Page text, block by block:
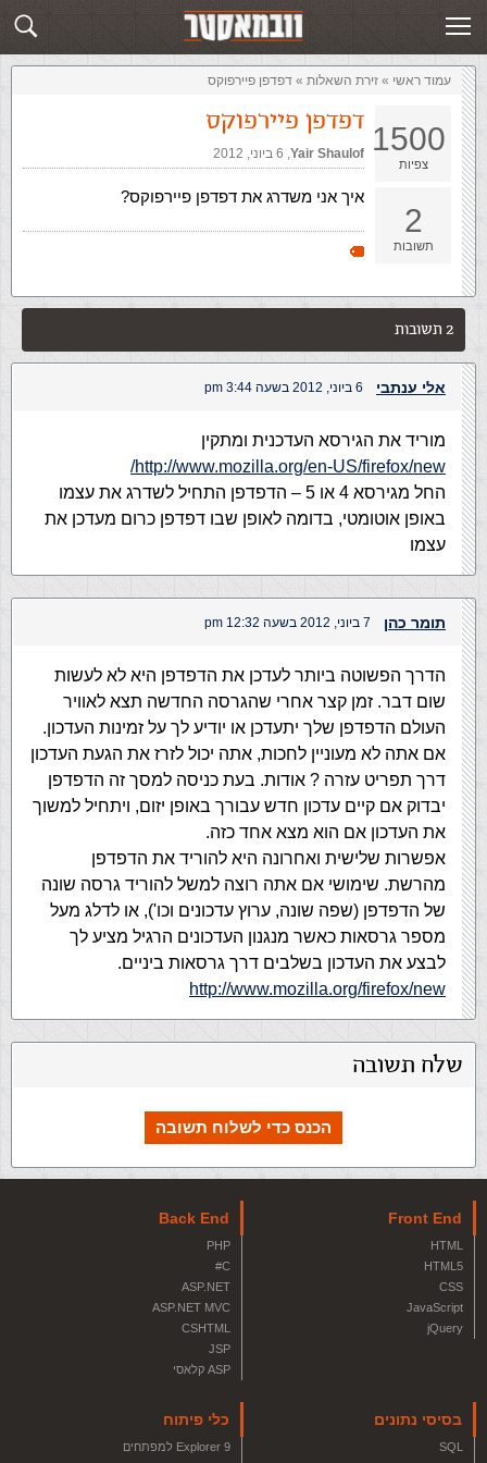
שלח תשובה זירת השאלות
עמוד ראשי » ‏זירת השאלות‏ » דפדפן פיירפוקס
1500
צפיות
2
תשובות
דפדפן פיירפוקס
Yair Shaulof
,‏ 6 ביוני, 2012
איך אני משדרג את דפדפן פיירפוקס?
2 תשובות
אלי ענתבי 6 ביוני, 2012 בשעה 3:44 pm
מוריד את הגירסא העדכנית ומתקין
http://www.mozilla.org/en-US/firefox/new/
החל מגירסא 4 או 5 – הדפדפן התחיל לשדרג את עצמו
באופן אוטומטי, בדומה לאופן שבו דפדפן כרום מעדכן את
עצמו
תומר כהן 7 ביוני, 2012 בשעה 12:32 pm
הדרך הפשוטה ביותר לעדכן את הדפדפן היא לא לעשות
שום דבר. זמן קצר אחרי שהגרסה החדשה תצא לאוויר
העולם הדפדפן שלך יתעדכן או יודיע לך על זמינות העדכון.
אם אתה לא מעוניין לחכות, אתה יכול לזרז את הגעת העדכון
דרך תפריט עזרה ? אודות. בעת כניסה למסך זה הדפדפן
יבדוק אם קיים עדכון חדש עבורך באופן יזום, ויתחיל למשוך
את העדכון אם הוא מצא אחד כזה.
אפשרות שלישית ואחרונה היא להוריד את הדפדפן
מהרשת. שימושי אם אתה רוצה למשל להוריד גרסה שונה
של הדפדפן (שפה שונה, ערוץ עדכונים וכו'), או לדלג מעל
מספר גרסאות כאשר מנגנון העדכונים הרגיל מציע לך
לבצע את העדכון בשלבים דרך גרסאות ביניים.
http://www.mozilla.org/firefox/new
שלח תשובה
הכנס כדי לשלוח תשובה
Front End
HTML
HTML5
CSS
JavaScript
jQuery
Back End
PHP
C#
ASP.NET
ASP.NET MVC
CSHTML
JSP
ASP קלאסי
בסיסי נתונים
SQL
כלי פיתוח
Explorer 9 למפתחים